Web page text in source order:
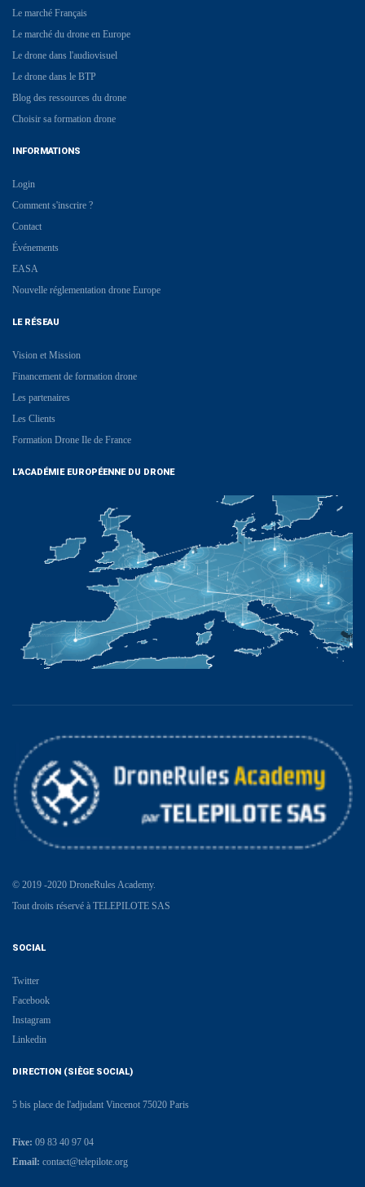
Le marché Français
Le marché du drone en Europe
Le drone dans l'audiovisuel
Le drone dans le BTP
Blog des ressources du drone
Choisir sa formation drone
INFORMATIONS
Login
Comment s'inscrire ?
Contact
Événements
EASA
Nouvelle réglementation drone Europe
LE RÉSEAU
Vision et Mission
Financement de formation drone
Les partenaires
Les Clients
Formation Drone Ile de France
L’ACADÉMIE EUROPÉENNE DU DRONE
© 2019 -2020 DroneRules Academy.
Tout droits réservé à TELEPILOTE SAS
SOCIAL
Twitter
Facebook
Instagram
Linkedin
DIRECTION (SIÈGE SOCIAL)
5 bis place de l'adjudant Vincenot 75020 Paris
Fixe: 09 83 40 97 04
Email: contact@telepilote.org